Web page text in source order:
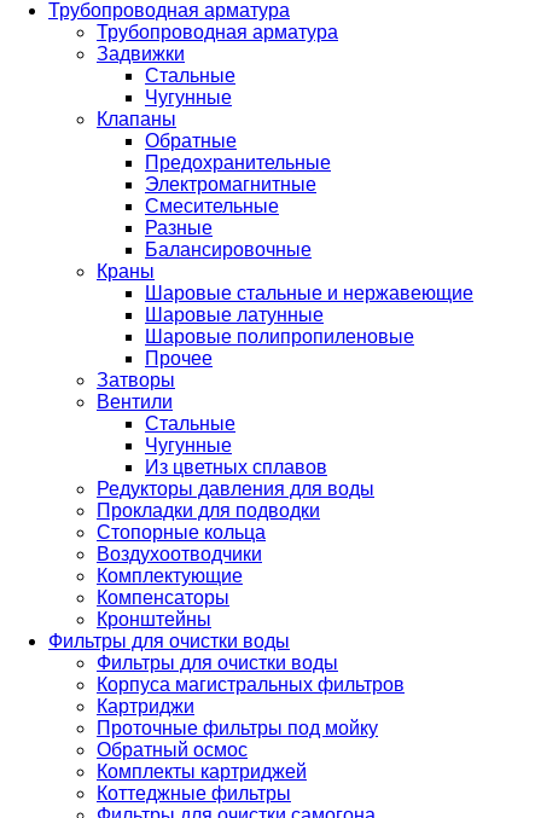
Трубопроводная арматура
Трубопроводная арматура
Задвижки
Стальные
Чугунные
Клапаны
Обратные
Предохранительные
Электромагнитные
Смесительные
Разные
Балансировочные
Краны
Шаровые стальные и нержавеющие
Шаровые латунные
Шаровые полипропиленовые
Прочее
Затворы
Вентили
Стальные
Чугунные
Из цветных сплавов
Редукторы давления для воды
Прокладки для подводки
Стопорные кольца
Воздухоотводчики
Комплектующие
Компенсаторы
Кронштейны
Фильтры для очистки воды
Фильтры для очистки воды
Корпуса магистральных фильтров
Картриджи
Проточные фильтры под мойку
Обратный осмос
Комплекты картриджей
Коттеджные фильтры